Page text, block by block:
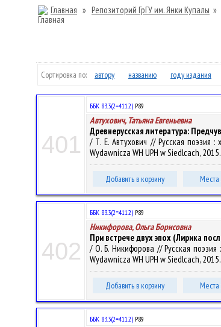
Главная » Репозиторий ГрГУ им. Янки Купалы »
Сортировка по: автору названию году издания
401
ББК 83.3(2=411.2) Р89
Автухович, Татьяна Евгеньевна
Древнерусская литература:
/ Т. Е. Автухович // Русская поэзия
Wydawnicza WH UPH w Siedlcach,
Добавить в корзину Места
402
ББК 83.3(2=411.2) Р89
Никифорова, Ольга Борисовна
При встрече двух эпох (Лирика
/ О. Б. Никифорова // Русская
Wydawnicza WH UPH w Siedlcach,
Добавить в корзину Места
ББК 83.3(2=411.2) Р89